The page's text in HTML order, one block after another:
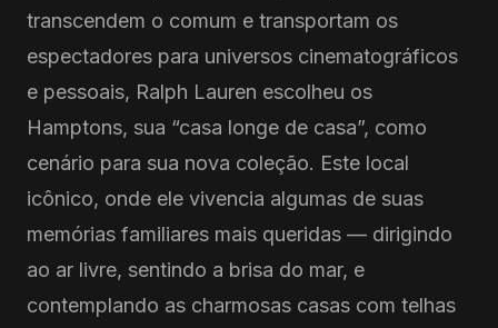
transcendem o comum e transportam os
espectadores para universos cinematográficos
e pessoais, Ralph Lauren escolheu os
Hamptons, sua “casa longe de casa”, como
cenário para sua nova coleção. Este local
icônico, onde ele vivencia algumas de suas
memórias familiares mais queridas — dirigindo
ao ar livre, sentindo a brisa do mar, e
contemplando as charmosas casas com telhas